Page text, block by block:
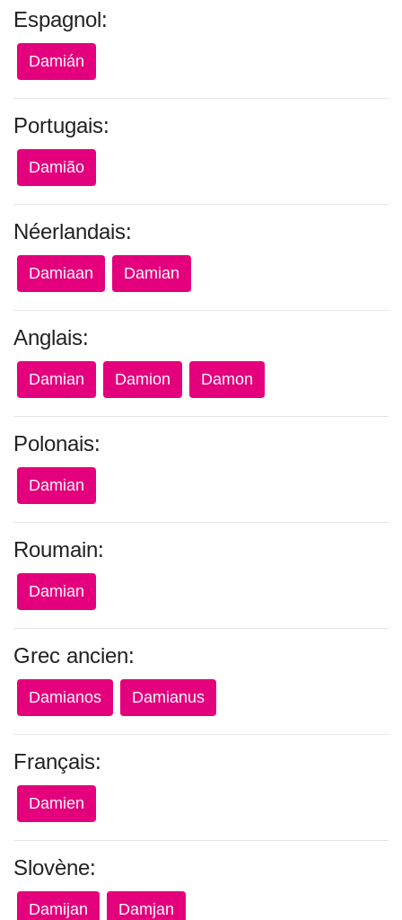
Espagnol:
Damián
Portugais:
Damião
Néerlandais:
Damiaan Damian
Anglais:
Damian Damion Damon
Polonais:
Damian
Roumain:
Damian
Grec ancien:
Damianos Damianus
Français:
Damien
Slovène:
Damijan Damjan